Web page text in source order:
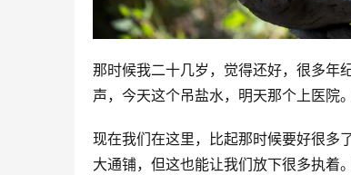
那时候我二十几岁，觉得还好，很多年
声，今天这个吊盐水，明天那个上医院
现在我们在这里，比起那时候要好很多
大通铺，但这也能让我们放下很多执着